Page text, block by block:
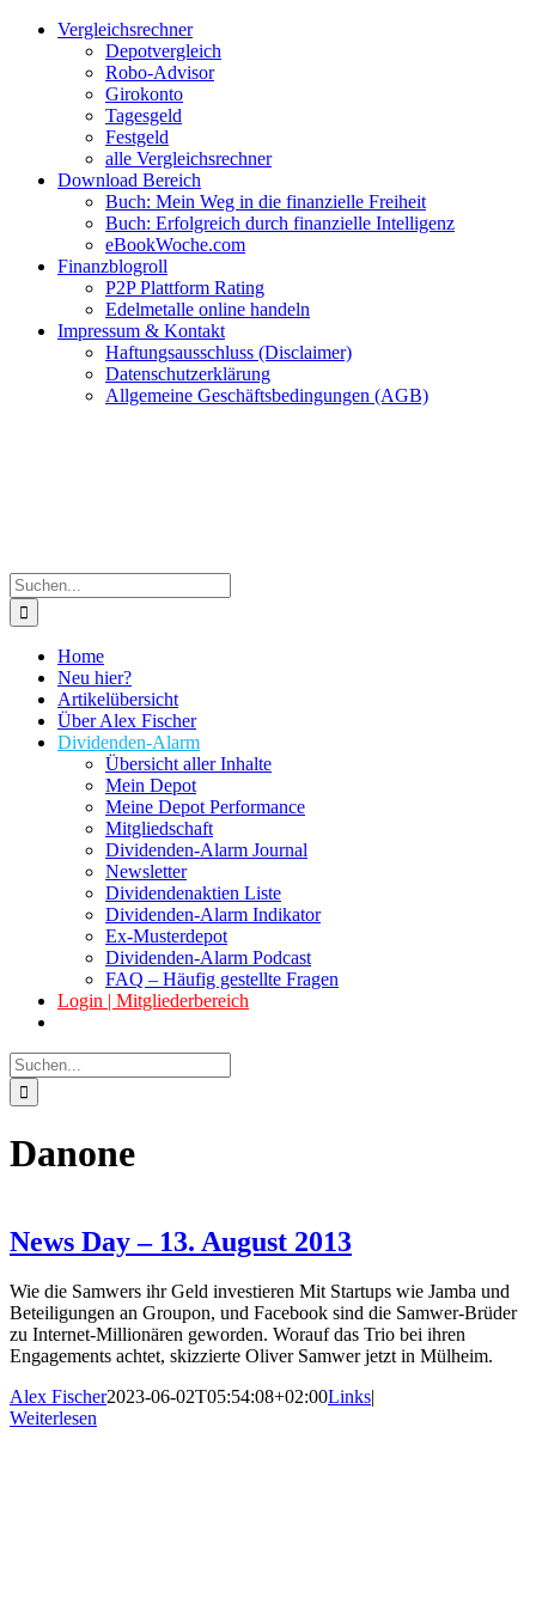
Zum
Facebook
Twitter
Instagram
Pinterest
YouTubeVergleichsrechner
Depotvergleich
Robo-Advisor
Girokonto
Tagesgeld
Festgeld
alle Vergleichsrechner
Download Bereich
Buch: Mein Weg in die finanzielle Freiheit
Buch: Erfolgreich durch finanzielle Intelligenz
eBookWoche.com
Finanzblogroll
P2P Plattform Rating
Edelmetalle online handeln
Impressum & Kontakt
Haftungsausschluss (Disclaimer)
Datenschutzerklärung
Allgemeine Geschäftsbedingungen (AGB)
Suche
nach:
Home
Neu hier?
Artikelübersicht
Über Alex Fischer
Dividenden-Alarm
Übersicht aller Inhalte
Mein Depot
Meine Depot Performance
Mitgliedschaft
Dividenden-Alarm Journal
Newsletter
Dividendenaktien Liste
Dividenden-Alarm Indikator
Ex-Musterdepot
Dividenden-Alarm Podcast
FAQ – Häufig gestellte Fragen
Login | Mitgliederbereich
Suche
nach:
Danone
News Day – 13. August 2013
Wie die Samwers ihr Geld investieren Mit Startups wie Jamba und
Beteiligungen an Groupon, und Facebook sind die Samwer-Brüder
zu Internet-Millionären geworden. Worauf das Trio bei ihren
Engagements achtet, skizzierte Oliver Samwer jetzt in Mülheim.
Alex Fischer2023-06-02T05:54:08+02:00Links|
Weiterlesen